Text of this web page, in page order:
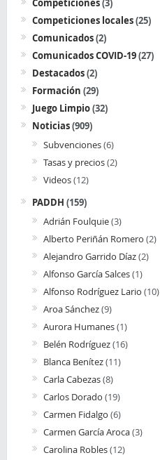
Competiciones(3)
Competiciones locales(25)
Comunicados(2)
Comunicados COVID-19(27)
Destacados(2)
Formación (29)
Juego Limpio(32)
Noticias(909)
Subvenciones(6)
Tasas y precios(2)
Videos(12)
PADDH (159)
Adrián Foulquie(3)
Alberto Periñán Romero (2)
Alejandro Garrido Díaz(2)
Alfonso García Salces(1)
Alfonso Rodríguez Lario (10)
Aroa Sánchez(9)
Aurora Humanes(1)
Belén Rodríguez(16)
Blanca Benítez(11)
Carla Cabezas(8)
Carlos Dorado (19)
Carmen Fidalgo (6)
Carmen García Aroca(3)
Carolina Robles(12)